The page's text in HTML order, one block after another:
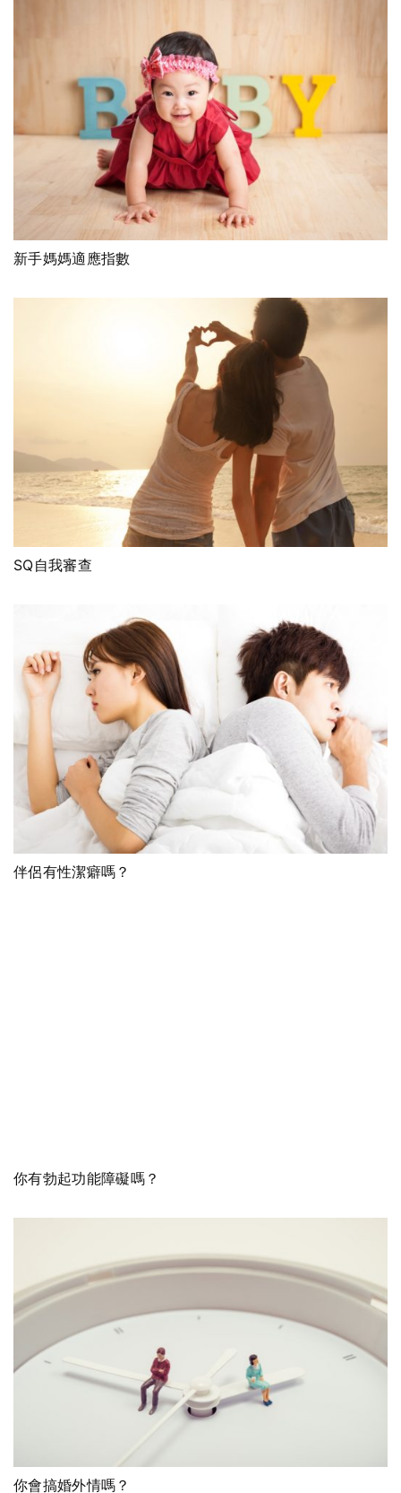
新手媽媽適應指數
SQ自我審查
伴侶有性潔癖嗎？
你有勃起功能障礙嗎？
你會搞婚外情嗎？